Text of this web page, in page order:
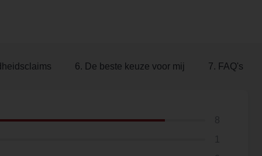
6. De beste keuze voor mij 7. FAQ's